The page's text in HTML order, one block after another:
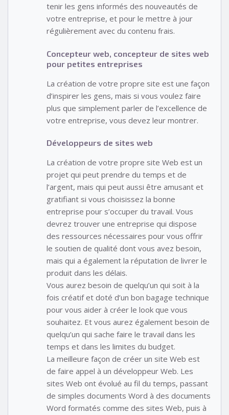
tenir les gens informés des nouveautés de
votre entreprise, et pour le mettre à jour
régulièrement avec du contenu frais.
Concepteur web, concepteur de sites web
pour petites entreprises
La création de votre propre site est une façon
d’inspirer les gens, mais si vous voulez faire
plus que simplement parler de l’excellence de
votre entreprise, vous devez leur montrer.
Développeurs de sites web
La création de votre propre site Web est un
projet qui peut prendre du temps et de
l’argent, mais qui peut aussi être amusant et
gratifiant si vous choisissez la bonne
entreprise pour s’occuper du travail. Vous
devrez trouver une entreprise qui dispose
des ressources nécessaires pour vous offrir
le soutien de qualité dont vous avez besoin,
mais qui a également la réputation de livrer le
produit dans les délais.
Vous aurez besoin de quelqu’un qui soit à la
fois créatif et doté d’un bon bagage technique
pour vous aider à créer le look que vous
souhaitez. Et vous aurez également besoin de
quelqu’un qui sache faire le travail dans les
temps et dans les limites du budget.
La meilleure façon de créer un site Web est
de faire appel à un développeur Web. Les
sites Web ont évolué au fil du temps, passant
de simples documents Word à des documents
Word formatés comme des sites Web, puis à